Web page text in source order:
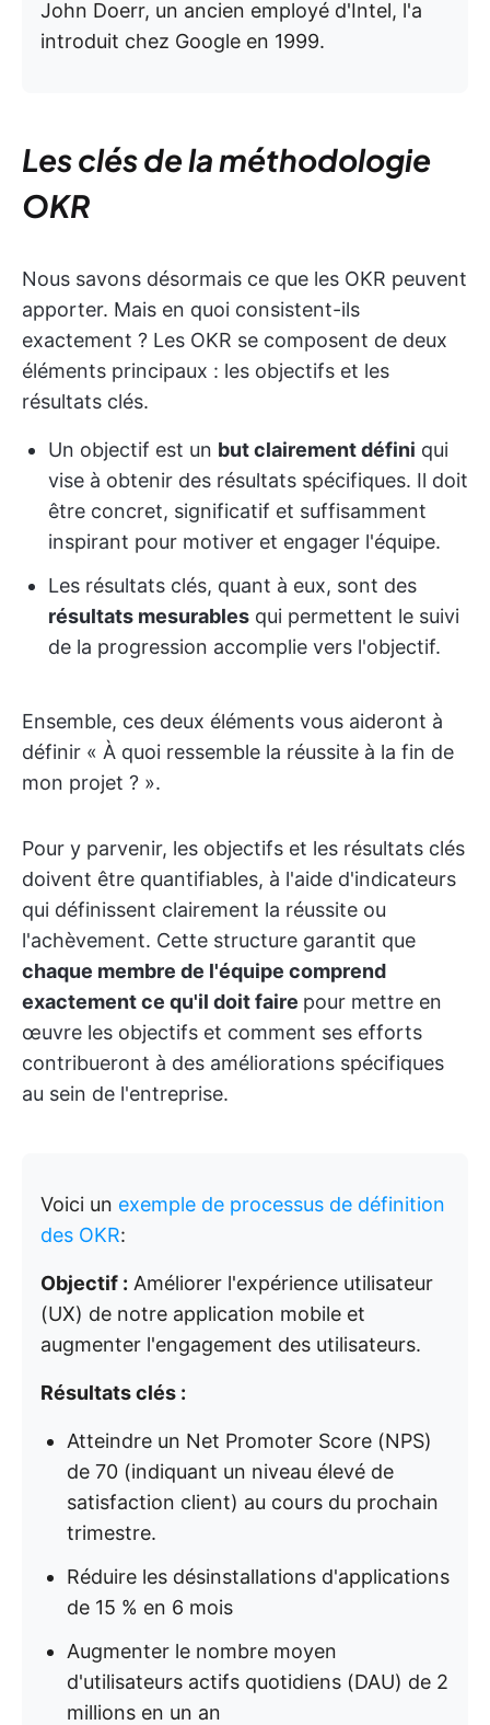
John Doerr, un ancien employé d'Intel, l'a
introduit chez Google en 1999.
Les clés de la méthodologie
OKR
Nous savons désormais ce que les OKR peuvent
apporter. Mais en quoi consistent-ils
exactement ? Les OKR se composent de deux
éléments principaux : les objectifs et les
résultats clés.
Un objectif est un but clairement défini qui
vise à obtenir des résultats spécifiques. Il doit
être concret, significatif et suffisamment
inspirant pour motiver et engager l'équipe.
Les résultats clés, quant à eux, sont des
résultats mesurables qui permettent le suivi
de la progression accomplie vers l'objectif.
Ensemble, ces deux éléments vous aideront à
définir « À quoi ressemble la réussite à la fin de
mon projet ? ».
Pour y parvenir, les objectifs et les résultats clés
doivent être quantifiables, à l'aide d'indicateurs
qui définissent clairement la réussite ou
l'achèvement. Cette structure garantit que
chaque membre de l'équipe comprend
exactement ce qu'il doit faire pour mettre en
œuvre les objectifs et comment ses efforts
contribueront à des améliorations spécifiques
au sein de l'entreprise.
Voici un exemple de processus de définition
des OKR:
Objectif : Améliorer l'expérience utilisateur
(UX) de notre application mobile et
augmenter l'engagement des utilisateurs.
Résultats clés :
Atteindre un Net Promoter Score (NPS)
de 70 (indiquant un niveau élevé de
satisfaction client) au cours du prochain
trimestre.
Réduire les désinstallations d'applications
de 15 % en 6 mois
Augmenter le nombre moyen
d'utilisateurs actifs quotidiens (DAU) de 2
millions en un an